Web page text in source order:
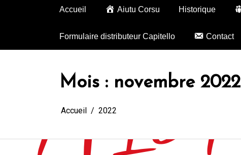
Accueil Aiutu Corsu Historique
Formulaire distributeur Capitello Contact
Mois : novembre 2022
Accueil 2022